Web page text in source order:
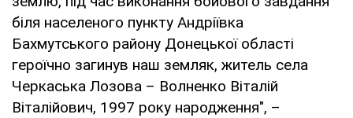
біля населеного пункту Андріївка
Бахмутського району Донецької області
героїчно загинув наш земляк, житель села
Черкаська Лозова – Волненко Віталій
Віталійович, 1997 року народження", –